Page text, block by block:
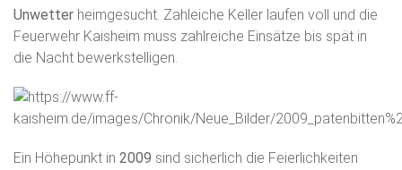
Unwetter heimgesucht. Zahleiche Keller laufen voll und die
Feuerwehr Kaisheim muss zahlreiche Einsätze bis spät in
die Nacht bewerkstelligen.
Ein Höhepunkt in 2009 sind sicherlich die Feierlichkeiten